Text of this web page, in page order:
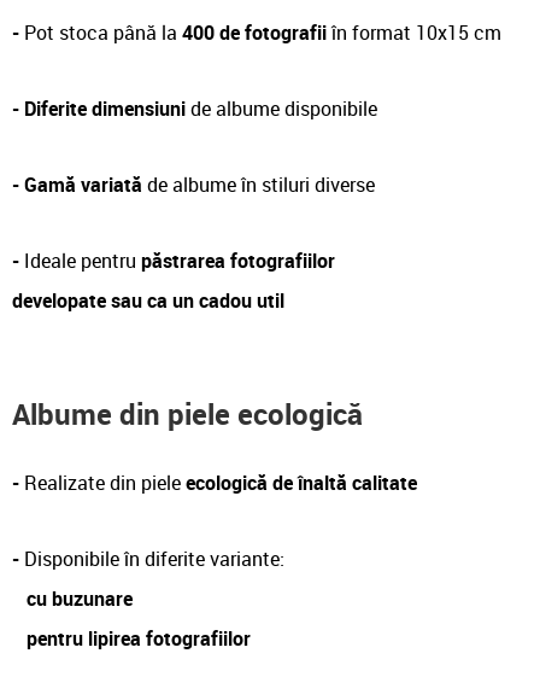
- Pot stoca până la 400 de fotografiiîn format 10x15 cm
- Diferite dimensiunide albume disponibile
- Gamă variată de albume în stiluri diverse
- Ideale pentru păstrarea fotografiilor
developate sau ca un cadou util
Albume din piele ecologică
- Realizate din pieleecologică de înaltă calitate
- Disponibile în diferite variante:
cu buzunare
pentru lipirea fotografiilor